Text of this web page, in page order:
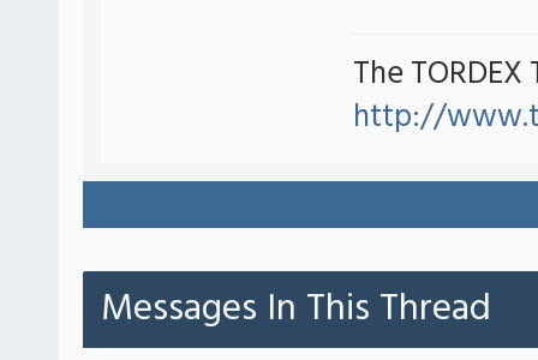
The TORDEX
http://
Messages In This Thread